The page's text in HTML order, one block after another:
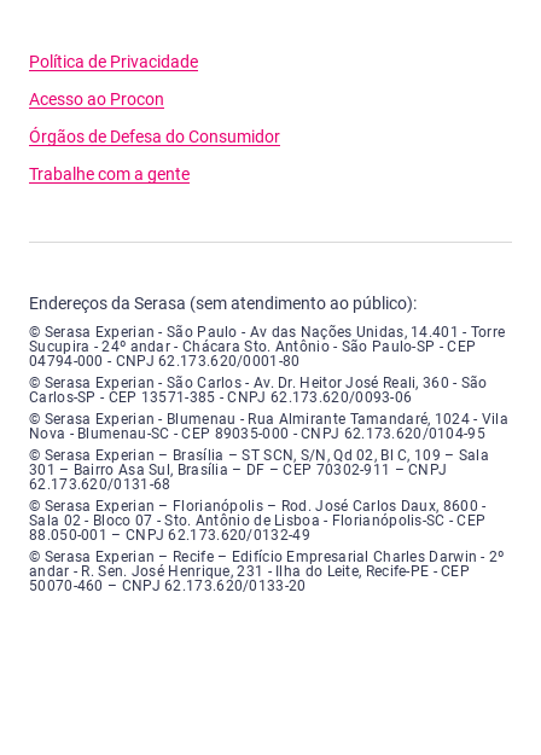
Política de Privacidade
Acesso ao Procon
Órgãos de Defesa do Consumidor
Trabalhe com a gente
Endereços da Serasa (sem atendimento ao público):
Serasa Experian - São Paulo - Endereço: Avenida das Nações Unidas,
© Serasa Experian - São Paulo - Av das Nações Unidas, 14.401 - Torre
Sucupira - 24º andar - Chácara Sto. Antônio - São Paulo-SP - CEP
04794-000 - CNPJ 62.173.620/0001-80
Serasa Experian - São Carlos - Endereço: Avenida Doutor Heitor José
© Serasa Experian - São Carlos - Av. Dr. Heitor José Reali, 360 - São
Carlos-SP - CEP 13571-385 - CNPJ 62.173.620/0093-06
Serasa Experian - Blumenau - Endereço: Rua Almirante Tamandaré,
© Serasa Experian - Blumenau - Rua Almirante Tamandaré, 1024 - Vila
Nova - Blumenau-SC - CEP 89035-000 - CNPJ 62.173.620/0104-95
Serasa Experian - Brasília, Endereço: Setor Comercial Norte, sem
© Serasa Experian – Brasília – ST SCN, S/N, Qd 02, Bl C, 109 – Sala
301 – Bairro Asa Sul, Brasília – DF – CEP 70302-911 – CNPJ
62.173.620/0131-68
Serasa Experian - Florianópolis, Endereço: Rodovia José Carlos, número
© Serasa Experian – Florianópolis – Rod. José Carlos Daux, 8600 -
Sala 02 - Bloco 07 - Sto. Antônio de Lisboa - Florianópolis-SC - CEP
88.050-001 – CNPJ 62.173.620/0132-49
Serasa Experian - Recife, Endereço: Edifício Empresarial Charles Darwin,
© Serasa Experian – Recife – Edifício Empresarial Charles Darwin - 2º
andar - R. Sen. José Henrique, 231 - Ilha do Leite, Recife-PE - CEP
50070-460 – CNPJ 62.173.620/0133-20